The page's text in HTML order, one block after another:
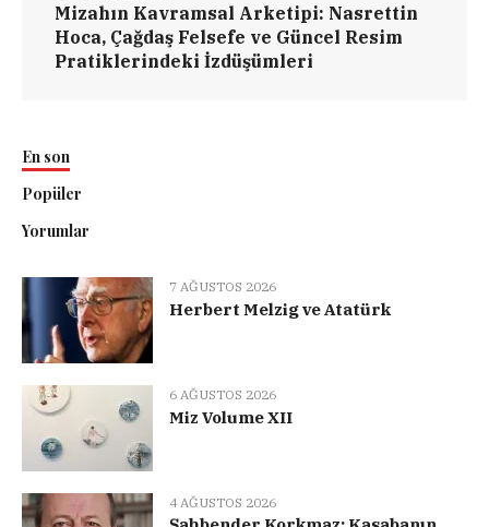
Mizahın Kavramsal Arketipi: Nasrettin
Hoca, Çağdaş Felsefe ve Güncel Resim
Pratiklerindeki İzdüşümleri
En son
Popüler
Yorumlar
7 AĞUSTOS 2026
Herbert Melzig ve Atatürk
6 AĞUSTOS 2026
Miz Volume XII
4 AĞUSTOS 2026